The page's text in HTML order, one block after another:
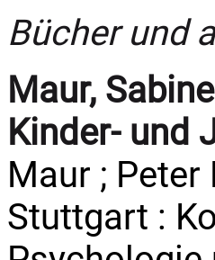
Bücher und
Maur,
Kinder- und
Maur ;
Stuttgart :